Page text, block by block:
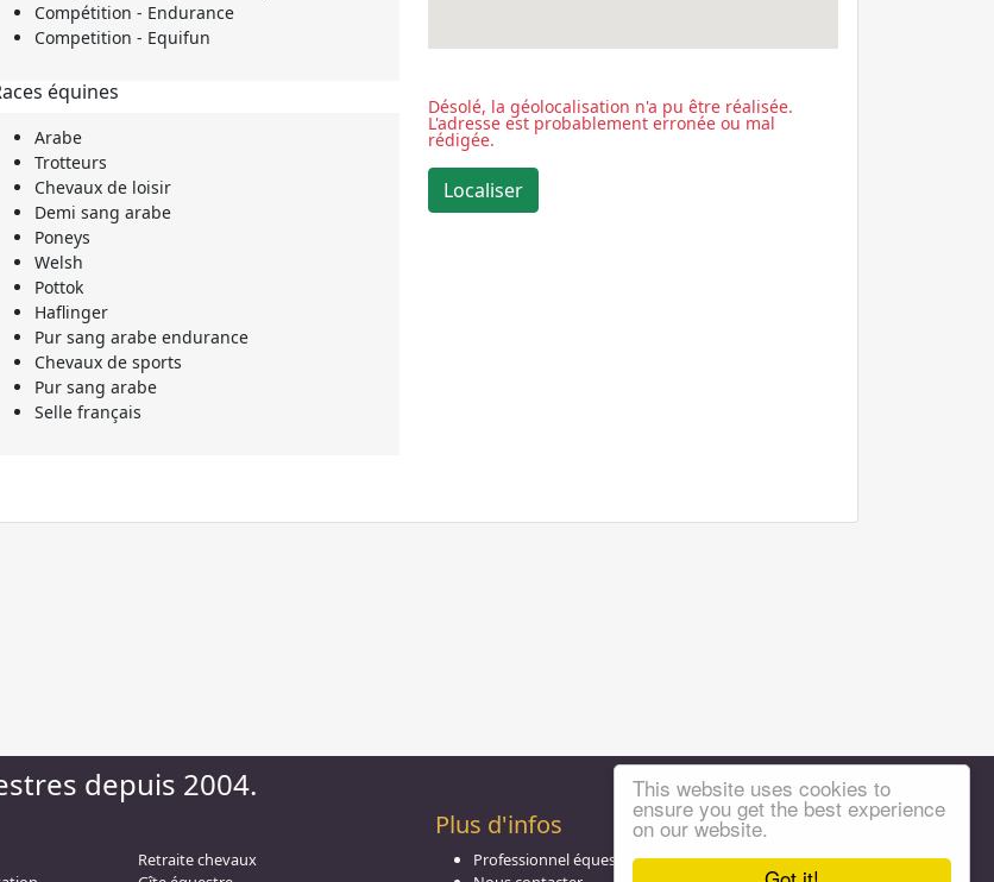
This website uses cookies to
ensure you get the best experience
on our website.
Compétition - Endurance
Competition - Equifun
équines
Arabe
Trotteurs
Chevaux de loisir
Demi sang arabe
Poneys
Welsh
Pottok
Haflinger
Pur sang arabe endurance
Chevaux de sports
Pur sang arabe
Selle français
Désolé, la géolocalisation n'a pu être réalisée.
L'adresse est probablement erronée ou mal
rédigée.
depuis 2004.
Retraite chevaux
Plus d'infos
Professionnel équestre, Inscrivez-vous !